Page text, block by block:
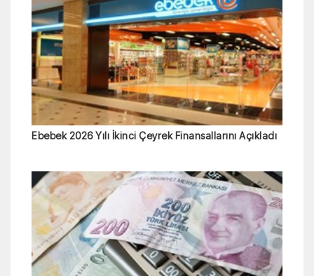
Ebebek 2026 Yılı İkinci Çeyrek Finansallarını Açıkladı